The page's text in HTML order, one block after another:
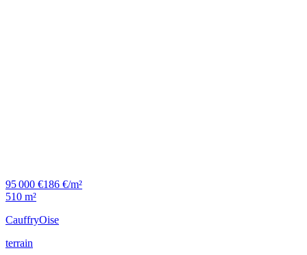
95 000 €186 €/m²
510 m²
CauffryOise
terrain